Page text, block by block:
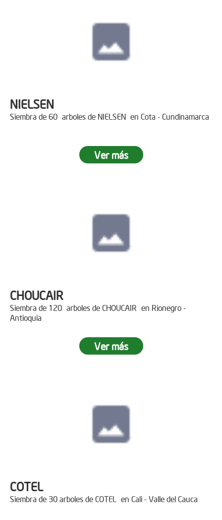
NIELSEN
Siembra de 60 arboles de NIELSEN en Cota - Cundinamarca
Ver más
CHOUCAIR
Siembra de 120 arboles de CHOUCAIR en Rionegro -
Antioquia
Ver más
COTEL
Siembra de 30 arboles de COTEL en Cali - Valle del Cauca